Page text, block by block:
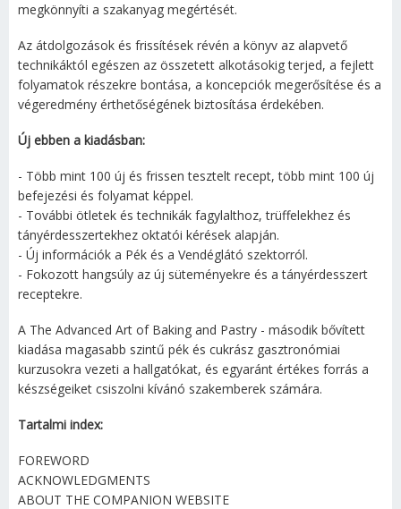
megkönnyíti a szakanyag megértését.
Az átdolgozások és frissítések révén a könyv az alapvető
technikáktól egészen az összetett alkotásokig terjed, a fejlett
folyamatok részekre bontása, a koncepciók megerősítése és a
végeredmény érthetőségének biztosítása érdekében.
Új ebben a kiadásban:
- Több mint 100 új és frissen tesztelt recept, több mint 100 új
befejezési és folyamat képpel.
- További ötletek és technikák fagylalthoz, trüffelekhez és
tányérdesszertekhez oktatói kérések alapján.
- Új információk a Pék és a Vendéglátó szektorról.
- Fokozott hangsúly az új süteményekre és a tányérdesszert
receptekre.
A The Advanced Art of Baking and Pastry - második bővített
kiadása magasabb szintű pék és cukrász gasztronómiai
kurzusokra vezeti a hallgatókat, és egyaránt értékes forrás a
készségeiket csiszolni kívánó szakemberek számára.
Tartalmi index:
FOREWORD
ACKNOWLEDGMENTS
ABOUT THE COMPANION WEBSITE